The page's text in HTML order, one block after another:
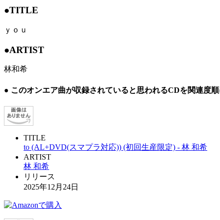
●TITLE
ｙｏｕ
●ARTIST
林和希
● このオンエア曲が収録されていると思われるCDを関連度
TITLE
to (AL+DVD(スマプラ対応)) (初回生産限定) - 林 和希
ARTIST
林 和希
リリース
2025年12月24日